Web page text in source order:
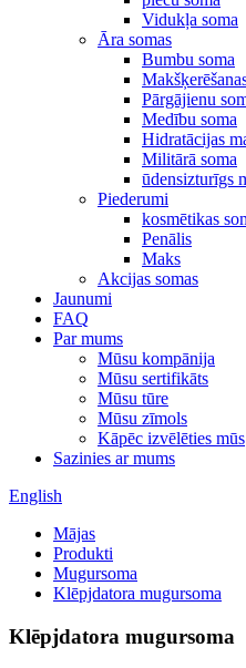
Vidukļa soma
Āra somas
Bumbu soma
Pārgājienu
Medību soma
Hidratācijas
Militārā soma
ūdensizturīgs
Piederumi
kosmētikas
Penālis
Maks
Akcijas somas
Jaunumi
FAQ
Par mums
Mūsu kompānija
Mūsu sertifikāts
Mūsu tūre
Mūsu zīmols
Kāpēc izvēlēties mūs
Sazinies ar mums
English
Mājas
Produkti
Mugursoma
Klēpjdatora mugursoma
Klēpjdatora mugursoma